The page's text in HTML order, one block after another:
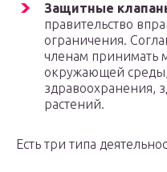
Защитные
правительство
ограничения.
членам принимать
окружающей
здравоохранения,
растений.
Есть три типа